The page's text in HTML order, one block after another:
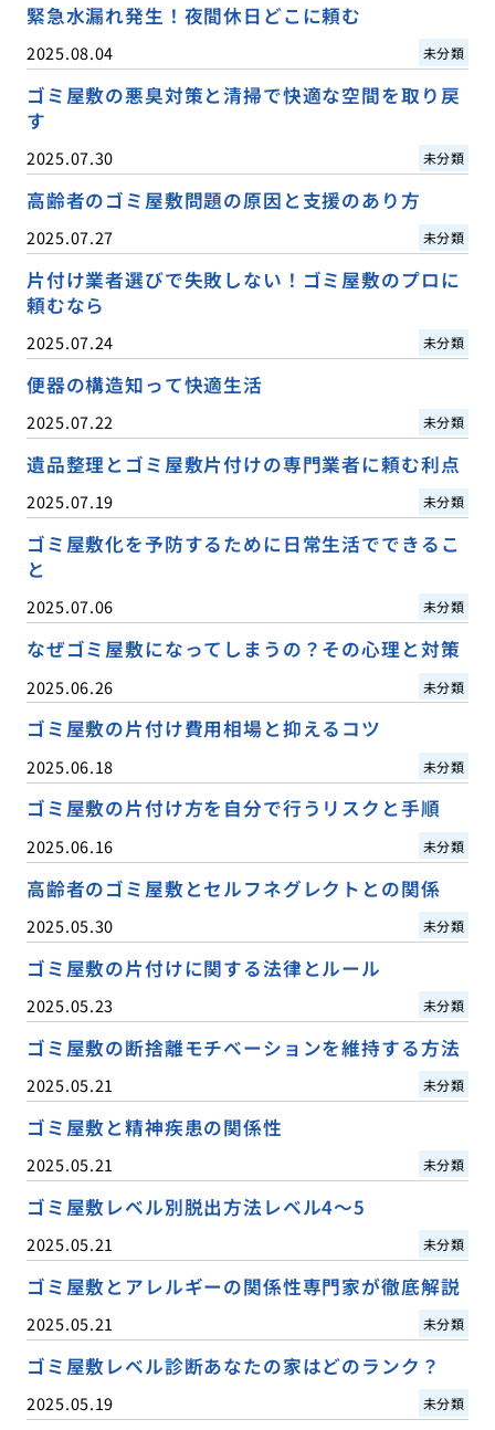
緊急水漏れ発生！夜間休日どこに頼む
2025.08.04 未分類
ゴミ屋敷の悪臭対策と清掃で快適な空間を取り戻
す
2025.07.30 未分類
高齢者のゴミ屋敷問題の原因と支援のあり方
2025.07.27 未分類
片付け業者選びで失敗しない！ゴミ屋敷のプロに
頼むなら
2025.07.24 未分類
便器の構造知って快適生活
2025.07.22 未分類
遺品整理とゴミ屋敷片付けの専門業者に頼む利点
2025.07.19 未分類
ゴミ屋敷化を予防するために日常生活でできるこ
と
2025.07.06 未分類
なぜゴミ屋敷になってしまうの？その心理と対策
2025.06.26 未分類
ゴミ屋敷の片付け費用相場と抑えるコツ
2025.06.18 未分類
ゴミ屋敷の片付け方を自分で行うリスクと手順
2025.06.16 未分類
高齢者のゴミ屋敷とセルフネグレクトとの関係
2025.05.30 未分類
ゴミ屋敷の片付けに関する法律とルール
2025.05.23 未分類
ゴミ屋敷の断捨離モチベーションを維持する方法
2025.05.21 未分類
ゴミ屋敷と精神疾患の関係性
2025.05.21 未分類
ゴミ屋敷レベル別脱出方法レベル4〜5
2025.05.21 未分類
ゴミ屋敷とアレルギーの関係性専門家が徹底解説
2025.05.21 未分類
ゴミ屋敷レベル診断あなたの家はどのランク？
2025.05.19 未分類